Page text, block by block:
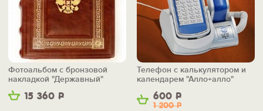
15 360 Р
Фотоальбом с бронзовой
накладкой "Державный"
600 Р
1 200Р
Телефон с калькулятором и
календарем "Алло+алло"